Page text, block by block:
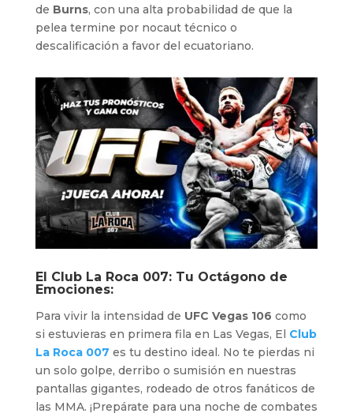
de Burns, con una alta probabilidad de que la
pelea termine por nocaut técnico o
descalificación a favor del ecuatoriano.
El Club La Roca 007: Tu Octágono de
Emociones:
Para vivir la intensidad de UFC Vegas 106 como
si estuvieras en primera fila en Las Vegas, El Club
La Roca 007 es tu destino ideal. No te pierdas ni
un solo golpe, derribo o sumisión en nuestras
pantallas gigantes, rodeado de otros fanáticos de
las MMA. ¡Prepárate para una noche de combates